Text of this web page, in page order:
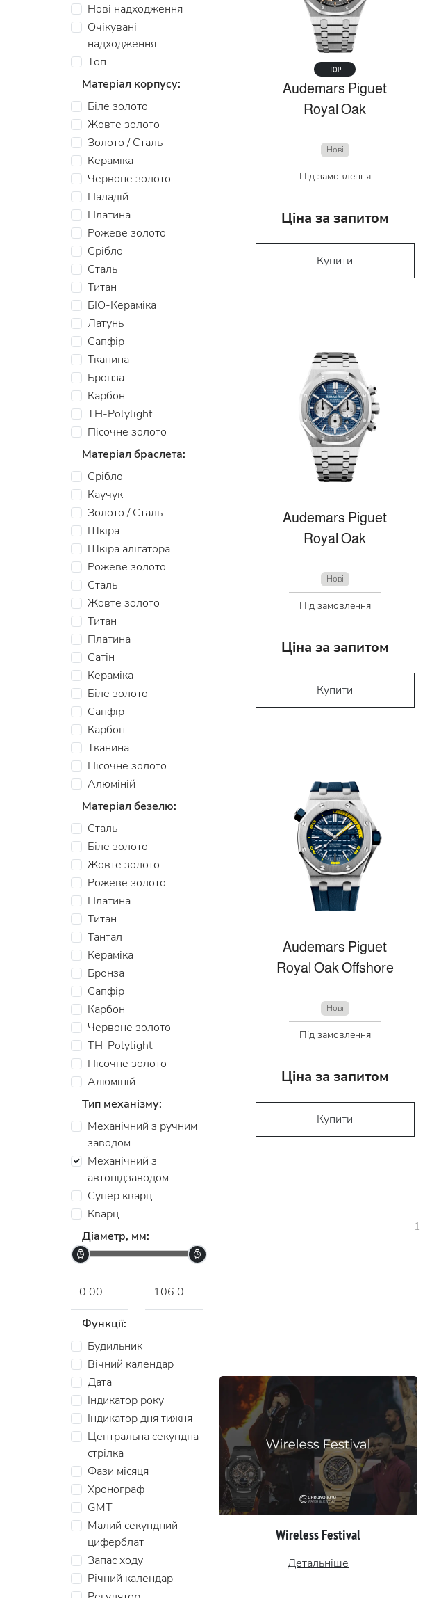
Нові надходження
Очікувані
надходження
Топ
Матеріал корпусу:
Біле золото
Жовте золото
Золото / Сталь
Кераміка
Червоне золото
Паладій
Платина
Рожеве золото
Срібло
Сталь
Титан
БІО-Кераміка
Латунь
Сапфір
Тканина
Бронза
Карбон
TH-Polylight
Пiсочне золото
Матеріал браслета:
Срібло
Каучук
Золото / Сталь
Шкіра
Шкіра алігатора
Рожеве золото
Сталь
Жовте золото
Титан
Платина
Сатін
Кераміка
Біле золото
Сапфір
Карбон
Тканина
Пiсочне золото
Алюмiнiй
Матеріал безелю:
Сталь
Біле золото
Жовте золото
Рожеве золото
Платина
Титан
Тантал
Кераміка
Бронза
Сапфір
Карбон
Червоне золото
TH-Polylight
Пiсочне золото
Алюмiнiй
Тип механізму:
Механічний з ручним
заводом
Механічний з
автопідзаводом
Супер кварц
Кварц
Діаметр, мм:
Функції:
Будильник
Вічний календар
Дата
Індикатор року
Індикатор дня тижня
Центральна секундна
стрілка
Фази місяця
Хронограф
GMT
Малий секундний
циферблат
Запас ходу
Річний календар
TOP
Audemars Piguet
Royal Oak
Нові
Під замовлення
Ціна за запитом
Купити
Audemars Piguet
Royal Oak
Нові
Під замовлення
Ціна за запитом
Купити
Audemars Piguet
Royal Oak Offshore
Нові
Під замовлення
Ціна за запитом
Купити
1
Wireless Festival
Детальніше